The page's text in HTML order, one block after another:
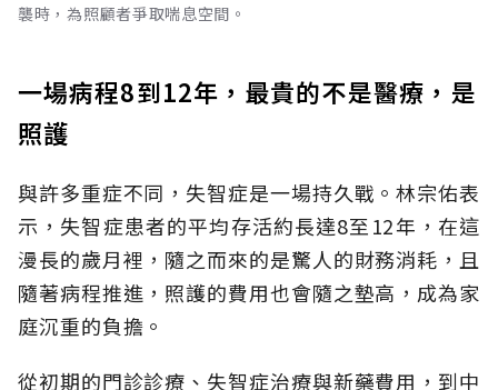
襲時，為照顧者爭取喘息空間。
一場病程8到12年，最貴的不是醫療，是
照護
與許多重症不同，失智症是一場持久戰。林宗佑表
示，失智症患者的平均存活約長達8至12年，在這
漫長的歲月裡，隨之而來的是驚人的財務消耗，且
隨著病程推進，照護的費用也會隨之墊高，成為家
庭沉重的負擔。
從初期的門診診療、失智症治療與新藥費用，到中